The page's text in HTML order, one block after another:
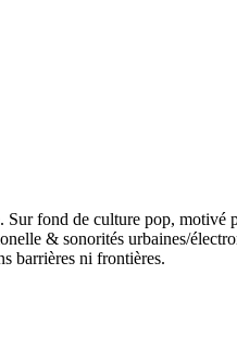
Sur fond de culture pop, motivé
& sonorités urbaines/
barrières ni frontières.